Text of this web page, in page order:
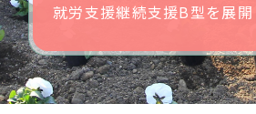
就労支援継続支援B型を展開